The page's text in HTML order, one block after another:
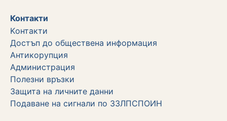
Контакти
Kонтакти
Достъп до обществена информация
Aнтикорупция
Администрация
Полезни връзки
Защита на личните данни
Подаване на сигнали по ЗЗЛПСПОИН